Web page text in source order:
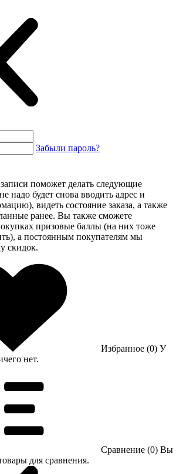
Забыли пароль?
поможет делать следующие
надо будет снова вводить адрес и
видеть состояние заказа, а также
ранее. Вы также сможете
призовые баллы (на них тоже
а постоянным покупателям мы
скидок.
Избранное (0) У
нет.
Сравнение (0) Вы
для сравнения.